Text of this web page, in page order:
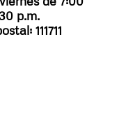
p.m.
111711